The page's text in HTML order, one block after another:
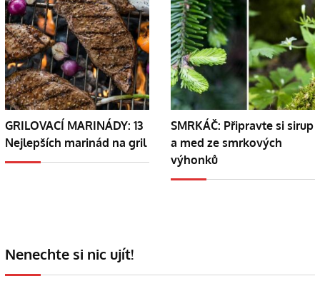
GRILOVACÍ MARINÁDY: 13
Nejlepších marinád na gril
SMRKÁČ: Připravte si sirup
a med ze smrkových
výhonků
Nenechte si nic ujít!